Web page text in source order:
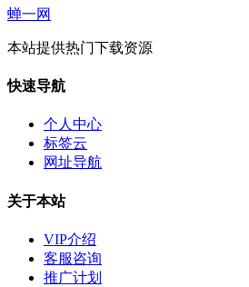
蝉一网
本站提供热门下载资源
快速导航
个人中心
标签云
网址导航
关于本站
VIP介绍
客服咨询
推广计划